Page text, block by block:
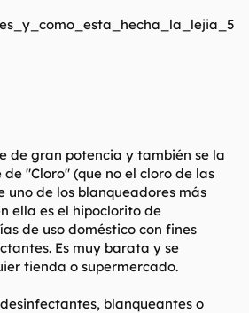
de gran potencia y también se la
"Cloro" (que no el cloro de las
uno de los blanqueadores más
ella es el hipoclorito de
de uso doméstico con fines
Es muy barata y se
tienda o supermercado.
blanqueantes o